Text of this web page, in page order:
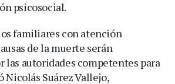
psicosocial.
familiares con atención
de la muerte serán
las autoridades competentes para
Nicolás Suárez Vallejo,